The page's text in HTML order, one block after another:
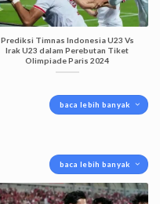
Prediksi Timnas Indonesia U23 Vs
Irak U23 dalam Perebutan Tiket
Olimpiade Paris 2024
baca lebih banyak
baca lebih banyak